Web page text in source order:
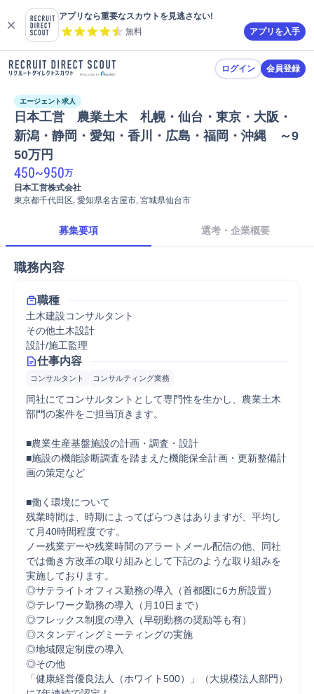
アプリなら重要なスカウトを見逃さない!
無料
アプリを入手
ログイン 会員登録
エージェント求人
日本工営　農業土木　札幌・仙台・東京・大阪・
新潟・静岡・愛知・香川・広島・福岡・沖縄　～9
50万円
450~950万
日本工営株式会社
東京都千代田区, 愛知県名古屋市, 宮城県仙台市
募集要項 選考・企業概要
職務内容
職種
土木建設コンサルタント
その他土木設計
設計/施工監理
仕事内容
コンサルタント コンサルティング業務
同社にてコンサルタントとして専門性を生かし、農業土木
部門の案件をご担当頂きます。
■農業生産基盤施設の計画・調査・設計
■施設の機能診断調査を踏まえた機能保全計画・更新整備計
画の策定など
■働く環境について
残業時間は、時期によってばらつきはありますが、平均し
て月40時間程度です。
ノー残業デーや残業時間のアラートメール配信の他、同社
では働き方改革の取り組みとして下記のような取り組みを
実施しております。
◎サテライトオフィス勤務の導入（首都圏に6カ所設置）
◎テレワーク勤務の導入（月10日まで）
◎フレックス制度の導入（早朝勤務の奨励等も有）
◎スタンディングミーティングの実施
◎地域限定制度の導入
◎その他
「健康経営優良法人（ホワイト500）」（大規模法人部門）